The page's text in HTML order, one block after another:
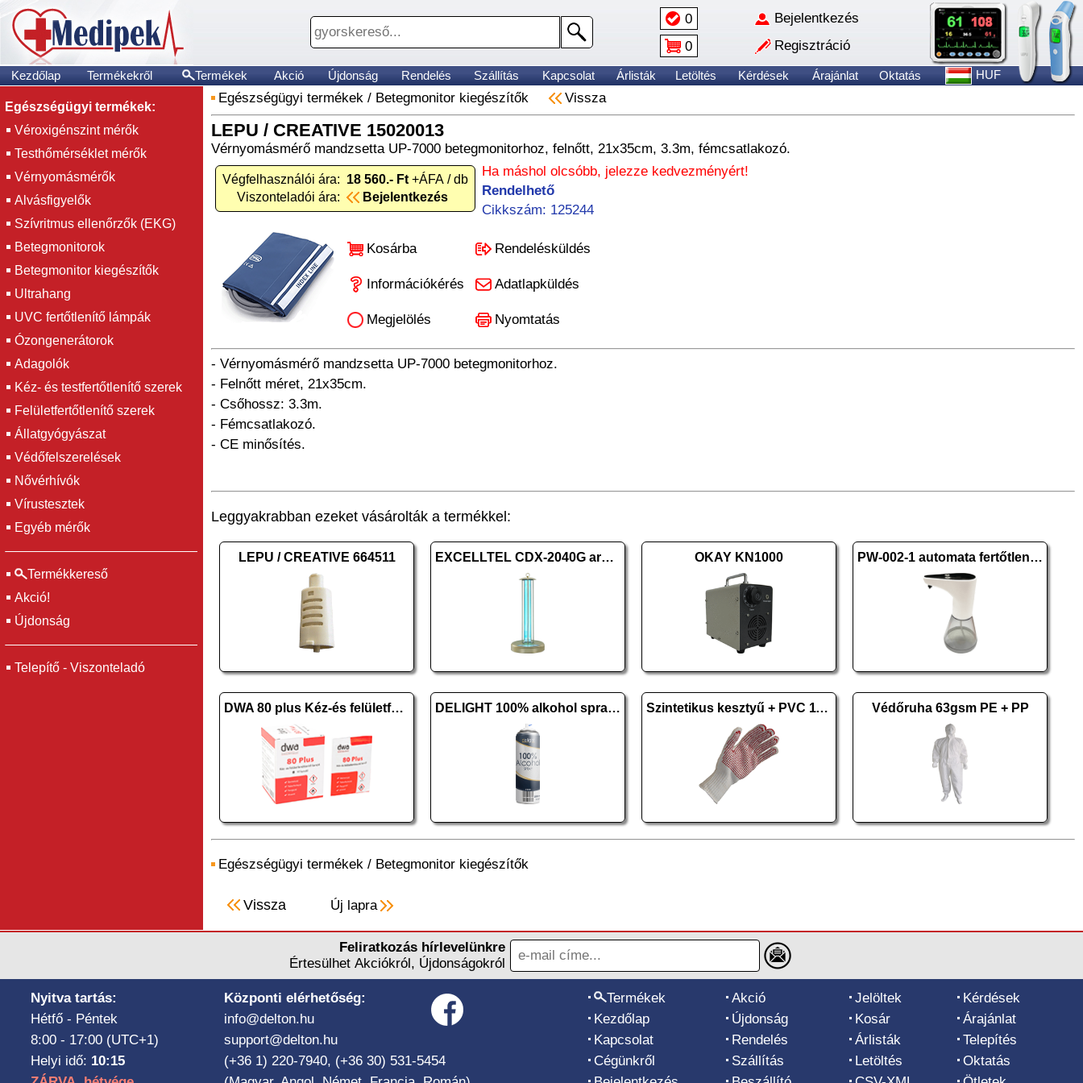
0
0
Bejelentkezés
Regisztráció
Kezdőlap Termékekről Termékek Akció Újdonság Rendelés Szállítás Kapcsolat Árlisták Letöltés Kérdések Árajánlat Oktatás HUF
Egészségügyi termékek:
Véroxigénszint mérők
Testhőmérséklet mérők
Vérnyomásmérők
Alvásfigyelők
Szívritmus ellenőrzők (EKG)
Betegmonitorok
Betegmonitor kiegészítők
Ultrahang
UVC fertőtlenítő lámpák
Ózongenerátorok
Adagolók
Kéz- és testfertőtlenítő szerek
Felületfertőtlenítő szerek
Állatgyógyászat
Védőfelszerelések
Nővérhívók
Vírustesztek
Egyéb mérők
Termékkereső
Akció!
Újdonság
Telepítő - Viszonteladó
Egészségügyi termékek / Betegmonitor kiegészítők Vissza
LEPU / CREATIVE 15020013
Vérnyomásmérő mandzsetta UP-7000 betegmonitorhoz, felnőtt, 21x35cm, 3.3m, fémcsatlakozó.
Végfelhasználói ára: 18 560.- Ft +ÁFA / db
Viszonteladói ára:
Bejelentkezés
Ha máshol olcsóbb, jelezze kedvezményért!
Rendelhető
Cikkszám: 125244
Kosárba Rendelésküldés
Információkérés Adatlapküldés
Megjelölés Nyomtatás
- Vérnyomásmérő mandzsetta UP-7000 betegmonitorhoz.
- Felnőtt méret, 21x35cm.
- Csőhossz: 3.3m.
- Fémcsatlakozó.
- CE minősítés.
Leggyakrabban ezeket vásárolták a termékkel:
LEPU / CREATIVE 664511 EXCELLTEL CDX-2040G arany OKAY KN1000 PW-002-1 automata fertőtlenítő-, szappanadagoló
DWA 80 plus Kéz-és felületfertőtlenítő kendő 10 db DELIGHT 100% alkohol spray - 500 ml Szintetikus kesztyű + PVC 11/XXL 10 pár Védőruha 63gsm PE + PP
Egészségügyi termékek / Betegmonitor kiegészítők
Vissza Új lapra
Feliratkozás hírlevelünkre
Értesülhet Akciókról, Újdonságokról
Nyitva tartás:
Hétfő - Péntek
8:00 - 17:00 (UTC+1)
Helyi idő: 10:15
Központi elérhetőség:
info@delton.hu
support@delton.hu
(+36 1) 220-7940, (+36 30) 531-5454
Termékek
Kezdőlap
Kapcsolat
Cégünkről
Akció
Újdonság
Rendelés
Szállítás
Jelöltek
Kosár
Árlisták
Letöltés
Kérdések
Árajánlat
Telepítés
Oktatás